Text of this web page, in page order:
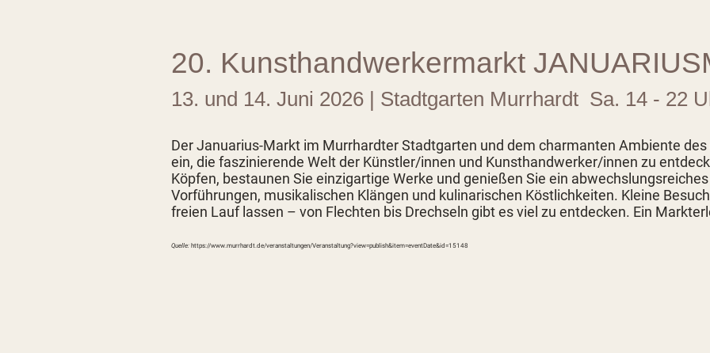
20. Kunsthandwerkermarkt
13. und 14. Juni 2026 | Stadtgarten Murrhardt Sa. 14 - 22
Der Januarius-Markt im Murrhardter Stadtgarten und dem charmanten Ambiente
ein, die faszinierende Welt der Künstler/innen und Kunsthandwerker/innen zu
Köpfen, bestaunen Sie einzigartige Werke und genießen Sie ein
Vorführungen, musikalischen Klängen und kulinarischen Köstlichkeiten. Kleine
freien Lauf lassen – von Flechten bis Drechseln gibt es viel zu entdecken. Ein
Quelle: https://www.murrhardt.de/veranstaltungen/Veranstaltung?view=publish&item=eventDate&id=15148